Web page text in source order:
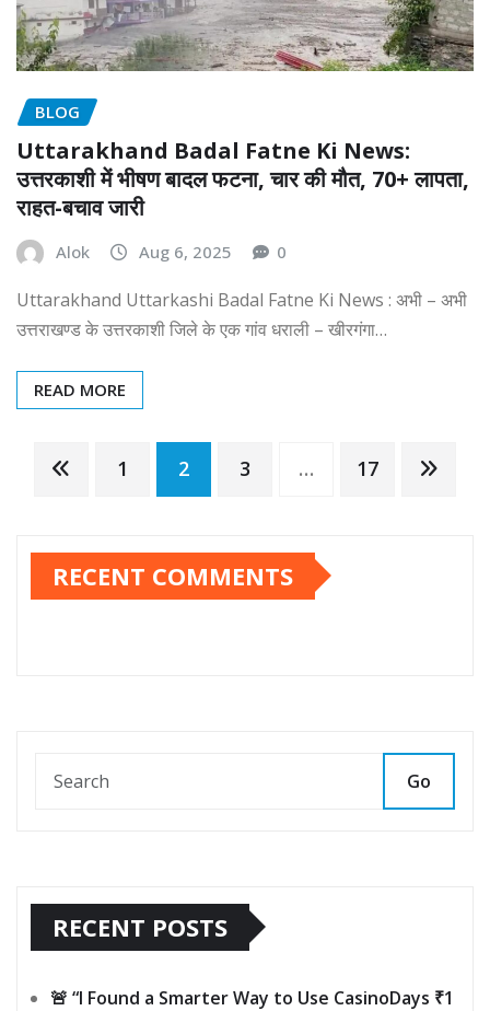
BLOG
Uttarakhand Badal Fatne Ki News:
उत्तरकाशी में भीषण बादल फटना, चार की मौत, 70+ लापता,
राहत-बचाव जारी
Alok Aug 6, 2025 0
Uttarakhand Uttarkashi Badal Fatne Ki News : अभी – अभी
उत्तराखण्ड के उत्तरकाशी जिले के एक गांव धराली – खीरगंगा…
READ MORE
Posts
pagination
1 2 3 … 17
RECENT COMMENTS
Go
RECENT POSTS
🚨 “I Found a Smarter Way to Use CasinoDays ₹1